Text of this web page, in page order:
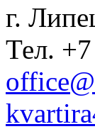
г.
Тел.